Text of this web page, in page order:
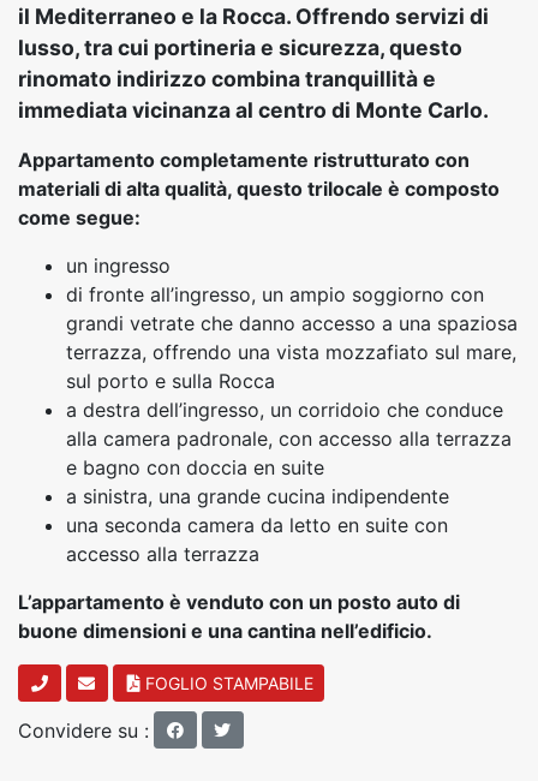
il Mediterraneo e la Rocca. Offrendo servizi di
lusso, tra cui portineria e sicurezza, questo
rinomato indirizzo combina tranquillità e
immediata vicinanza al centro di Monte Carlo.
Appartamento completamente ristrutturato con
materiali di alta qualità, questo trilocale è composto
come segue:
un ingresso
di fronte all’ingresso, un ampio soggiorno con
grandi vetrate che danno accesso a una spaziosa
terrazza, offrendo una vista mozzafiato sul mare,
sul porto e sulla Rocca
a destra dell’ingresso, un corridoio che conduce
alla camera padronale, con accesso alla terrazza
e bagno con doccia en suite
a sinistra, una grande cucina indipendente
una seconda camera da letto en suite con
accesso alla terrazza
L’appartamento è venduto con un posto auto di
buone dimensioni e una cantina nell’edificio.
FOGLIO STAMPABILE
Convidere su :